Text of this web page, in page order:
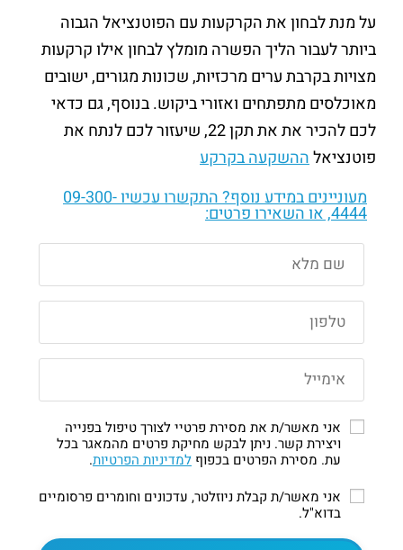
על מנת לבחון את הקרקעות עם הפוטנציאל הגבוה
ביותר לעבור הליך הפשרה מומלץ לבחון אילו קרקעות
מצויות בקרבת ערים מרכזיות, שכונות מגורים, ישובים
מאוכלסים מתפתחים ואזורי ביקוש. בנוסף, גם כדאי
לכם להכיר את את תקן 22, שיעזור לכם לנתח את
פוטנציאלההשקעה בקרקע
מעוניינים במידע נוסף? התקשרו עכשיו09-300-
4444, או השאירו פרטים:
אני מאשר/ת את מסירת פרטיי לצורך טיפול בפנייה
ויצירת קשר. ניתן לבקש מחיקת פרטים מהמאגר בכל
עת. מסירת הפרטים בכפוף למדיניות הפרטיות.
אני מאשר/ת קבלת ניוזלטר, עדכונים וחומרים פרסומיים
בדוא"ל.